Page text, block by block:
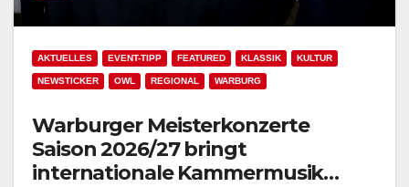
AKTUELLES EVENT-TIPP FEATURED KLASSIK KULTUR
NEWSTICKER OWL REGIONAL WARBURG
Warburger Meisterkonzerte
Saison 2026/27 bringt
internationale Kammermusik